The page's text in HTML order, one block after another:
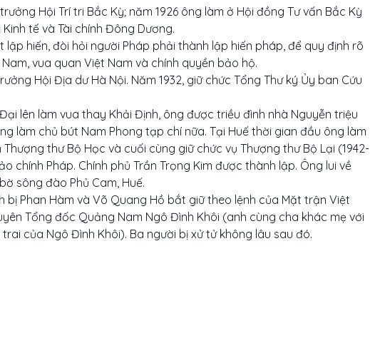
Hội Trí tri Bắc Kỳ; năm 1926 ông làm ở Hội đồng Tư vấn Bắc Kỳ
tế và Tài chính Đông Dương.
lập hiến, đòi hỏi người Pháp phải thành lập hiến pháp, để quy định rõ
vua quan Việt Nam và chính quyền bảo hộ.
Hội Địa dư Hà Nội. Năm 1932, giữ chức Tổng Thư ký Ủy ban Cứu
Đại lên làm vua thay Khải Định, ông được triều đình nhà Nguyễn triệu
làm chủ bút Nam Phong tạp chí nữa. Tại Huế thời gian đầu ông làm
thư Bộ Học và cuối cùng giữ chức vụ Thượng thư Bộ Lại (1942-
chính Pháp. Chính phủ Trần Trọng Kim được thành lập. Ông lui về
sông đào Phủ Cam, Huế.
bị Phan Hàm và Võ Quang Hồ bắt giữ theo lệnh của Mặt trận Việt
Tổng đốc Quảng Nam Ngô Đình Khôi (anh cùng cha khác mẹ với
của Ngô Đình Khôi). Ba người bị xử tử không lâu sau đó.